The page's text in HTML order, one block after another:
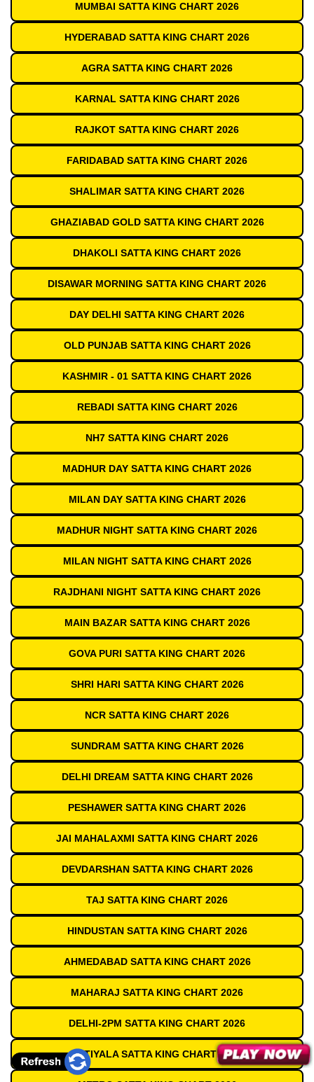
MUMBAI SATTA KING CHART 2026
HYDERABAD SATTA KING CHART 2026
AGRA SATTA KING CHART 2026
KARNAL SATTA KING CHART 2026
RAJKOT SATTA KING CHART 2026
FARIDABAD SATTA KING CHART 2026
SHALIMAR SATTA KING CHART 2026
GHAZIABAD GOLD SATTA KING CHART 2026
DHAKOLI SATTA KING CHART 2026
DISAWAR MORNING SATTA KING CHART 2026
DAY DELHI SATTA KING CHART 2026
OLD PUNJAB SATTA KING CHART 2026
KASHMIR - 01 SATTA KING CHART 2026
REBADI SATTA KING CHART 2026
NH7 SATTA KING CHART 2026
MADHUR DAY SATTA KING CHART 2026
MILAN DAY SATTA KING CHART 2026
MADHUR NIGHT SATTA KING CHART 2026
MILAN NIGHT SATTA KING CHART 2026
RAJDHANI NIGHT SATTA KING CHART 2026
MAIN BAZAR SATTA KING CHART 2026
GOVA PURI SATTA KING CHART 2026
SHRI HARI SATTA KING CHART 2026
NCR SATTA KING CHART 2026
SUNDRAM SATTA KING CHART 2026
DELHI DREAM SATTA KING CHART 2026
PESHAWER SATTA KING CHART 2026
JAI MAHALAXMI SATTA KING CHART 2026
DEVDARSHAN SATTA KING CHART 2026
TAJ SATTA KING CHART 2026
HINDUSTAN SATTA KING CHART 2026
AHMEDABAD SATTA KING CHART 2026
MAHARAJ SATTA KING CHART 2026
DELHI-2PM SATTA KING CHART 2026
PATIYALA SATTA KING CHART 2026